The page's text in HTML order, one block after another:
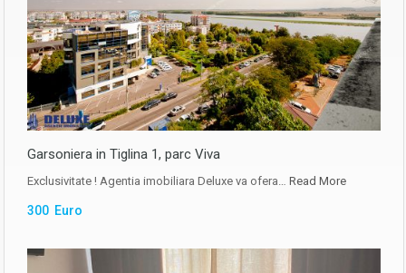
Garsoniera in Tiglina 1, parc Viva
Exclusivitate ! Agentia imobiliara Deluxe va ofera… Read More
300 Euro